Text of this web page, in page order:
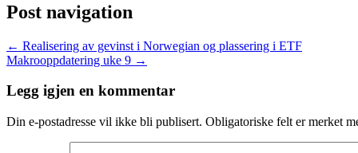
Post navigation
← Realisering av gevinst i Norwegian og plassering i ETF
Makrooppdatering uke 9 →
Legg igjen en kommentar
Din e-postadresse vil ikke bli publisert. Obligatoriske felt er merket